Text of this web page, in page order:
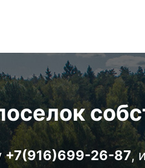
+7(916)699-26-87,